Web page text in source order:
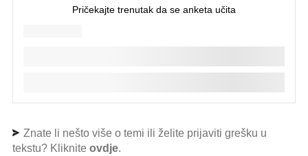
Znate li nešto više o temi ili želite prijaviti grešku u
tekstu? Kliknite ovdje.